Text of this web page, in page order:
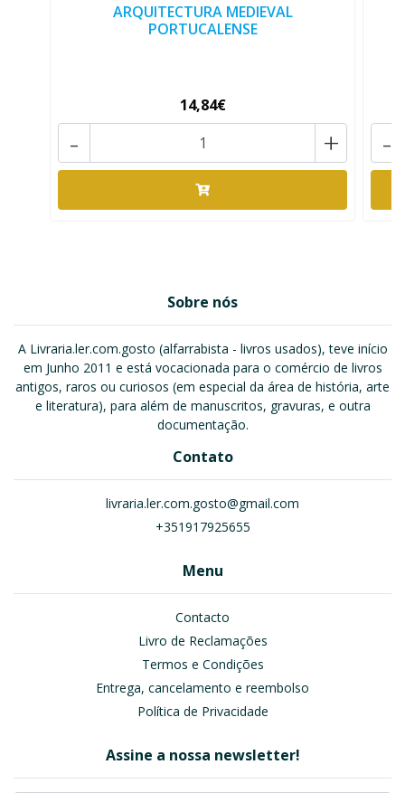
ARQUITECTURA MEDIEVAL
PORTUCALENSE
14,84€
+
- -
Sobre nós
A Livraria.ler.com.gosto (alfarrabista - livros usados), teve início
em Junho 2011 e está vocacionada para o comércio de livros
antigos, raros ou curiosos (em especial da área de história, arte
e literatura), para além de manuscritos, gravuras, e outra
documentação.
Contato
livraria.ler.com.gosto@gmail.com
+351917925655
Menu
Contacto
Livro de Reclamações
Termos e Condições
Entrega, cancelamento e reembolso
Política de Privacidade
Assine a nossa newsletter!